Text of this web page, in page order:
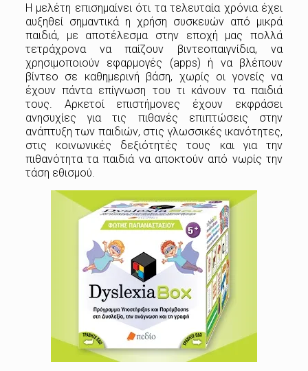
Η μελέτη επισημαίνει ότι τα τελευταία χρόνια έχει
αυξηθεί σημαντικά η χρήση συσκευών από μικρά
παιδιά, με αποτέλεσμα στην εποχή μας πολλά
τετράχρονα να παίζουν βιντεοπαιγνίδια, να
χρησιμοποιούν εφαρμογές (apps) ή να βλέπουν
βίντεο σε καθημερινή βάση, χωρίς οι γονείς να
έχουν πάντα επίγνωση του τι κάνουν τα παιδιά
τους. Αρκετοί επιστήμονες έχουν εκφράσει
ανησυχίες για τις πιθανές επιπτώσεις στην
ανάπτυξη των παιδιών, στις γλωσσικές ικανότητες,
στις κοινωνικές δεξιότητές τους και για την
πιθανότητα τα παιδιά να αποκτούν από νωρίς την
τάση εθισμού.